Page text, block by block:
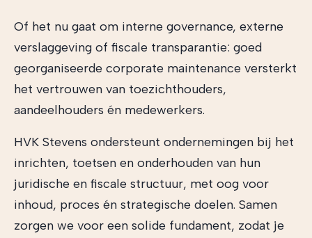
Of het nu gaat om interne governance, externe
verslaggeving of fiscale transparantie: goed
georganiseerde corporate maintenance versterkt
het vertrouwen van toezichthouders,
aandeelhouders én medewerkers.
HVK Stevens ondersteunt ondernemingen bij het
inrichten, toetsen en onderhouden van hun
juridische en fiscale structuur, met oog voor
inhoud, proces én strategische doelen. Samen
zorgen we voor een solide fundament, zodat je